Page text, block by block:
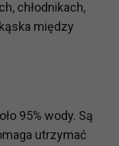
chłodnikach,
między
95% wody. Są
utrzymać